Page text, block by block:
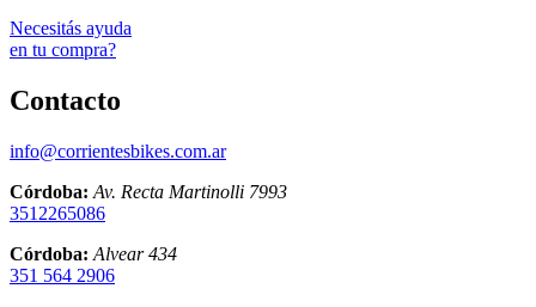
Necesitás ayuda
en tu compra?
Contacto
info@corrientesbikes.com.ar
Córdoba: Av. Recta Martinolli 7993
3512265086
Córdoba: Alvear 434
351 564 2906